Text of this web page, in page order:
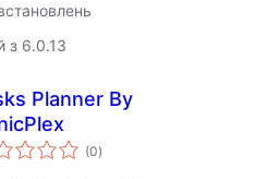
з 6.0.13
Planner By
(0загальний
рейтинг
)